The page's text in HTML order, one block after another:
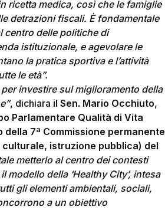
ricetta medica, così che le famiglie
detrazioni fiscali. È fondamentale
centro delle politiche di
istituzionale, e agevolare le
la pratica sportiva e l’attività
le età”.
investire sul miglioramento della
, dichiara il Sen. Mario Occhiuto,
Parlamentare Qualità di Vita
7ª Commissione permanente
istruzione pubblica) del
metterlo al centro dei contesti
della ‘Healthy City’, intesa
gli elementi ambientali, sociali,
a un obiettivo